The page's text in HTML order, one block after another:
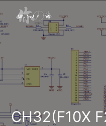
CH32(F10X